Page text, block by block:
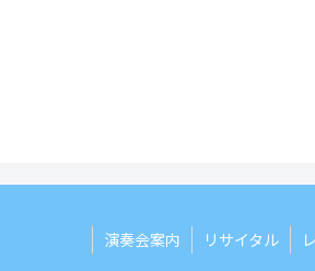
演奏会案内 リサイタル